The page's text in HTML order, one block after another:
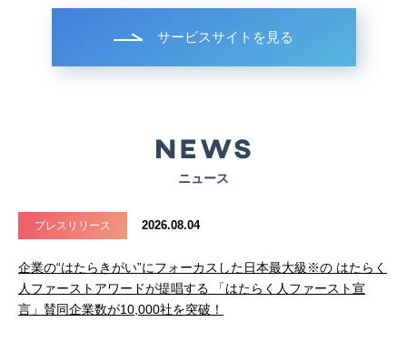
サービスサイトを見る
ニュース
プレスリリース 2026.08.04
企業の“はたらきがい”にフォーカスした日本最大級※の はたらく
人ファーストアワードが提唱する 「はたらく人ファースト宣
言」賛同企業数が10,000社を突破！